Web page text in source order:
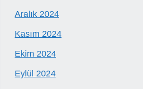
Aralık 2024
Kasım 2024
Ekim 2024
Eylül 2024